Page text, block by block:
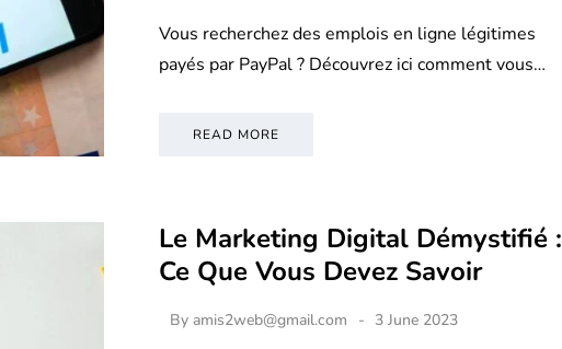
Vous recherchez des emplois en ligne légitimes
payés par PayPal ? Découvrez ici comment vous…
READ MORE
Le Marketing Digital Démystifié :
Ce Que Vous Devez Savoir
By amis2web@gmail.com 3 June 2023